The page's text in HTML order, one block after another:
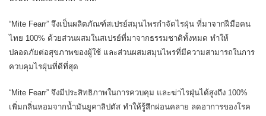
“Mite Fearr” จึงเป็นผลิตภัณฑ์สเปรย์สมุนไพรกำจัดไรฝุ่น ที่มาจากฝีมือคน
ไทย 100% ด้วยส่วนผสมในสเปรย์ที่มาจากธรรมชาติทั้งหมด ทำให้
ปลอดภัยต่อสุขภาพของผู้ใช้ และส่วนผสมสมุนไพรที่มีความสามารถในการ
ควบคุมไรฝุ่นที่ดีที่สุด
“Mite Fearr” จึงมีประสิทธิภาพในการควบคุม และฆ่าไรฝุ่นได้สูงถึง 100%
เพิ่มกลิ่นหอมจากน้ำมันยูคาลิปตัส ทำให้รู้สึกผ่อนคลาย ลดอาการของโรค